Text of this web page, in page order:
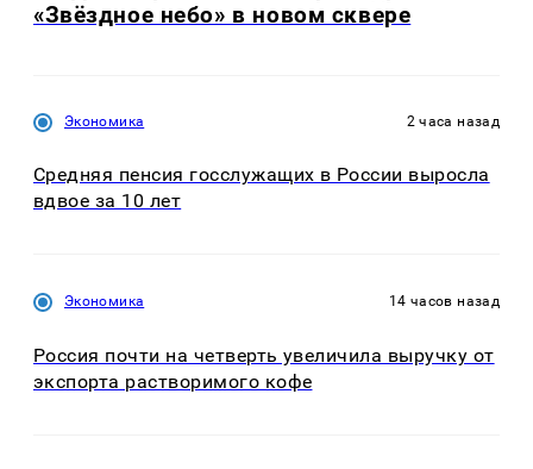
«Звёздное небо» в новом сквере
Экономика 2 часа назад
Средняя пенсия госслужащих в России выросла
вдвое за 10 лет
Экономика 14 часов назад
Россия почти на четверть увеличила выручку от
экспорта растворимого кофе